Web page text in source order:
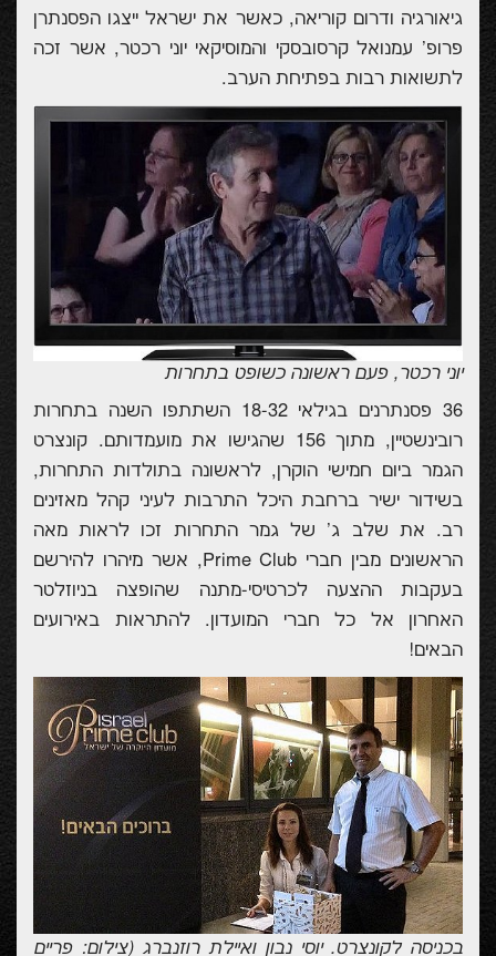
גיאורגיה ודרום קוריאה, כאשר את ישראל ייצגו הפסנתרן
פרופ' עמנואל קרסובסקי והמוסיקאי יוני רכטר, אשר זכה
לתשואות רבות בפתיחת הערב.
יוני רכטר, פעם ראשונה כשופט בתחרות
36 פסנתרנים בגילאי 18-32
השתתפו השנה בתחרות
רובינשטיין, מתוך 156 שהגישו את מועמדותם.
קונצרט
הגמר ביום חמישי הוקרן, לראשונה בתולדות התחרות,
בשידור ישיר ברחבת היכל התרבות לעיני קהל מאזינים
רב. את שלב ג' של גמר התחרות זכו לראות מאה
הראשונים מבין חברי Prime Club, אשר מיהרו להירשם
בעקבות ההצעה לכרטיסי-מתנה שהופצה בניוזלטר
האחרון אל כל חברי המועדון. להתראות באירועים
הבאים!
בכניסה לקונצרט. יוסי נבון ואיילת רוזנברג (צילום: פריים